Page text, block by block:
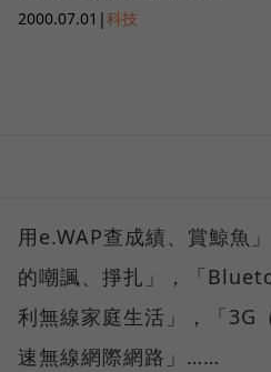
2000.07.01 |科技
用e.WAP查成績、賞鯨魚
的嘲諷、掙扎」，「
利無線家庭生活」，「3G
速無線網際網路」……